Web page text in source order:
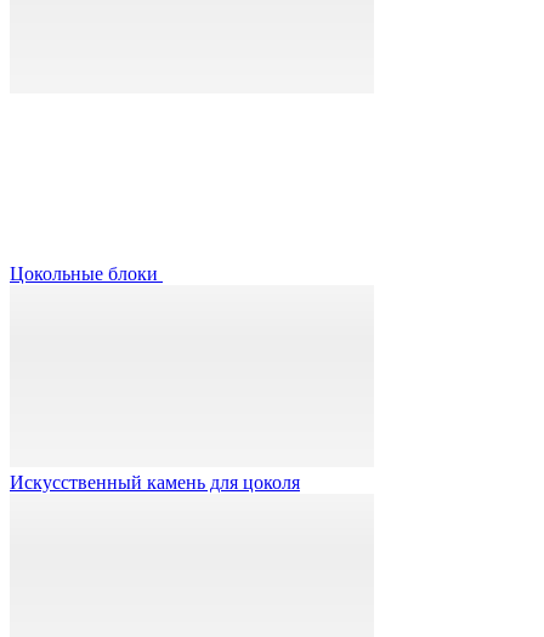
Цокольные блоки
Искусственный камень для цоколя